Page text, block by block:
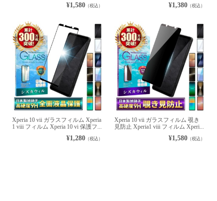
¥1,580（税込） ¥1,380 （税込）
Xperia 10 vii ガラスフィルム Xperia
1 viii フィルム Xperia 10 vi 保護フ...
¥1,280（税込）
Xperia 10 vii ガラスフィルム 覗き
見防止 Xperia1 viii フィルム Xperi...
¥1,580 （税込）